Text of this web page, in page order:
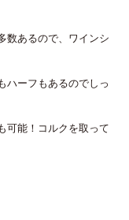
数あるので、ワインシ
ーフもあるのでしっ
可能！コルクを取って